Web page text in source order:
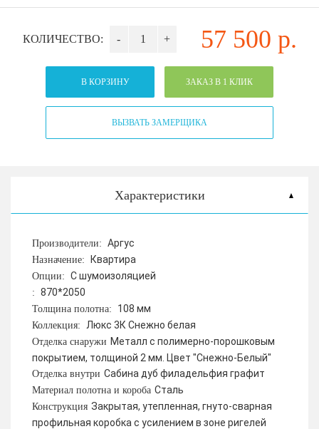
КОЛИЧЕСТВО: - + 57 500 р.
В КОРЗИНУ ЗАКАЗ В 1 КЛИК
ВЫЗВАТЬ ЗАМЕРЩИКА
Характеристики
Производители: Аргус
Назначение: Квартира
Опции: С шумоизоляцией
: 870*2050
Толщина полотна: 108 мм
Коллекция: Люкс 3К Снежно белая
Отделка снаружи Металл с полимерно-порошковым
покрытием, толщиной 2 мм. Цвет "Снежно-Белый"
Отделка внутри Сабина дуб филадельфия графит
Материал полотна и короба Сталь
Конструкция Закрытая, утепленная, гнуто-сварная
профильная коробка с усилением в зоне ригелей